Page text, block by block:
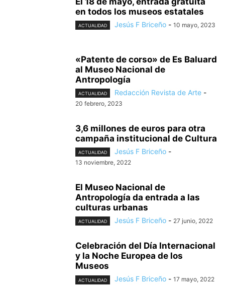
en todos los museos estatales
ACTUALIDAD Jesús F Briceño - 10 mayo, 2023
«Patente de corso» de Es Baluard
al Museo Nacional de
Antropología
ACTUALIDAD Redacción Revista de Arte -
20 febrero, 2023
3,6 millones de euros para otra
campaña institucional de Cultura
ACTUALIDAD Jesús F Briceño -
13 noviembre, 2022
El Museo Nacional de
Antropología da entrada a las
culturas urbanas
ACTUALIDAD Jesús F Briceño - 27 junio, 2022
Celebración del Día Internacional
y la Noche Europea de los
Museos
ACTUALIDAD Jesús F Briceño - 17 mayo, 2022